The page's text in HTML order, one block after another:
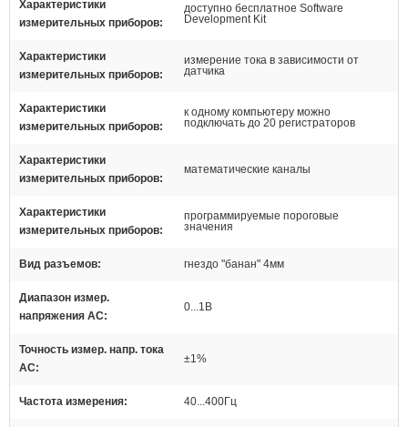
Характеристики
измерительных приборов
доступно бесплатное Software
Development Kit
Характеристики
измерительных приборов
измерение тока в зависимости от
датчика
Характеристики
измерительных приборов
к одному компьютеру можно
подключать до 20 регистраторов
Характеристики
измерительных приборов
математические каналы
Характеристики
измерительных приборов
программируемые пороговые
значения
Вид разъемов гнездо "банан" 4мм
Диапазон измер.
напряжения AC
0...1В
Точность измер. напр. тока
AC
±1%
Частота измерения 40...400Гц